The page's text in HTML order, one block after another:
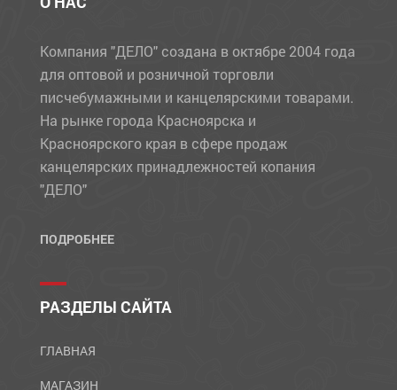
Компания "ДЕЛО" создана в октябре 2004 года
для оптовой и розничной торговли
писчебумажными и канцелярскими товарами.
На рынке города Красноярска и
Красноярского края в сфере продаж
канцелярских принадлежностей копания
"ДЕЛО"
ПОДРОБНЕЕ
РАЗДЕЛЫ САЙТА
ГЛАВНАЯ
МАГАЗИН